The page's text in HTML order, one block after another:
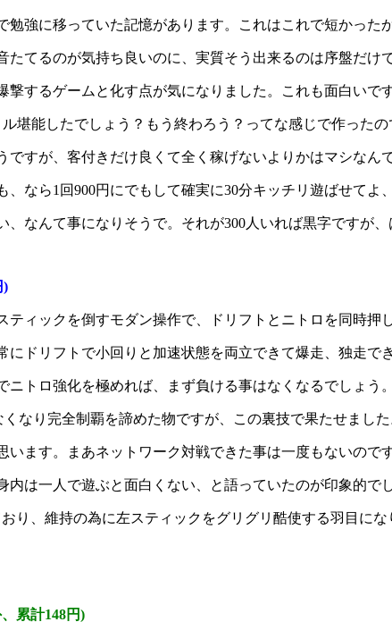
強に移っていた記憶があります。これはこれで短かった
てるのが気持ち良いのに、実質そう出来るのは序盤だけ
するゲームと化す点が気になりました。これも面白いで
堪能したでしょう？もう終わろう？ってな感じで作った
すが、客付きだけ良くて全く稼げないよりかはマシなん
なら1回900円にでもして確実に30分キッチリ遊ばせてよ
なんて事になりそうで。それが300人いれば黒字ですが
)
ィックを倒すモダン操作で、ドリフトとニトロを同時押
ドリフトで小回りと加速状態を両立できて爆走、独走で
トロ強化を極めれば、まず負ける事はなくなるでしょう
なり完全制覇を諦めた物ですが、この裏技で果たせまし
います。まあネットワーク対戦できた事は一度もないので
は一人で遊ぶと面白くない、と語っていたのが印象的で
り、維持の為に左スティックをグリグリ酷使する羽目にな
累計148円)